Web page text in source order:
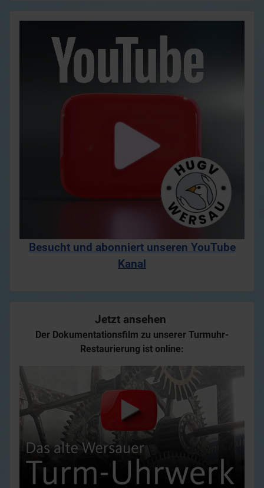
Besucht und abonniert unseren YouTube
Kanal
Jetzt ansehen
Der Dokumentationsfilm zu unserer Turmuhr-
Restaurierung ist online: